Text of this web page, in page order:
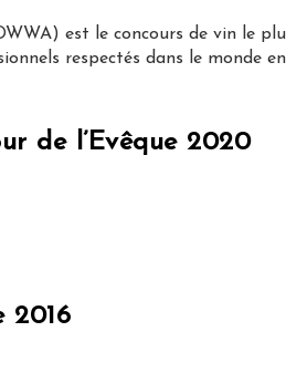
est le concours de vin le
respectés dans le monde
de l’Evêque 2020
2016